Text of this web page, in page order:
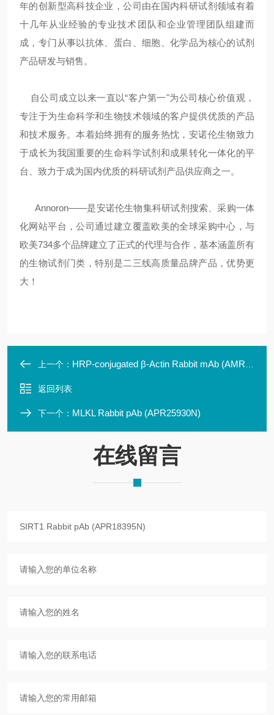
年的创新型高科技企业，公司由在国内科研试剂领域有着
十几年从业经验的专业技术团队和企业管理团队组建而
成，专门从事以抗体、蛋白、细胞、化学品为核心的试剂
产品研发与销售。
自公司成立以来一直以“客户第一"为公司核心价值观，
专注于为生命科学和生物技术领域的客户提供优质的产品
和技术服务。本着始终拥有的服务热忱，安诺伦生物致力
于成长为我国重要的生命科学试剂和成果转化一体化的平
台、致力于成为国内优质的科研试剂产品供应商之一。
Annoron——是安诺伦生物集科研试剂搜索、采购一体
化网站平台，公司通过建立覆盖欧美的全球采购中心，与
欧美734多个品牌建立了正式的代理与合作，基本涵盖所有
的生物试剂门类，特别是二三线高质量品牌产品，优势更
大！
上一个： HRP-conjugated β-Actin Rabbit mAb (AMR11252N)
返回列表
下一个： MLKL Rabbit pAb (APR25930N)
在线留言